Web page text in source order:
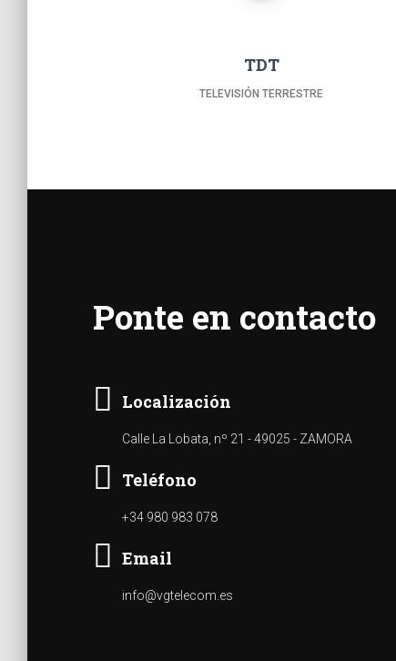
TDT
TELEVISIÓN TERRESTRE
Ponte en contacto
Localización
Calle La Lobata, nº 21 - 49025 - ZAMORA
Teléfono
+34 980 983 078
Email
info@vgtelecom.es